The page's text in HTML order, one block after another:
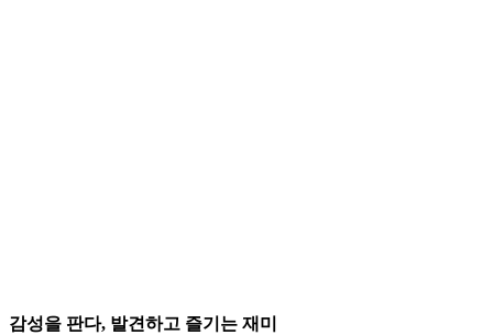
감성을 판다, 발견하고 즐기는 재미